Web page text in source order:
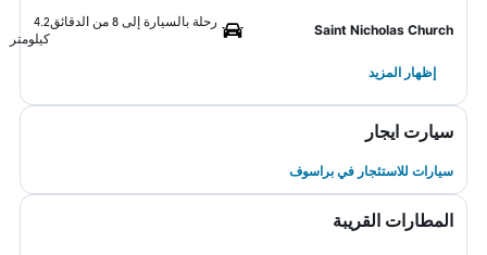
Saint Nicholas Church
رحلة بالسيارة إلى 8 من الدقائق
4.2
كيلومتر
إظهار المزيد
سيارت ايجار
سيارات للاستئجار في براسوف
المطارات القريبة